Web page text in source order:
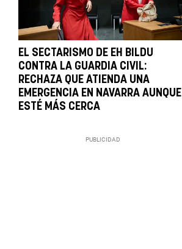
EL SECTARISMO DE EH BILDU
CONTRA LA GUARDIA CIVIL:
RECHAZA QUE ATIENDA UNA
EMERGENCIA EN NAVARRA AUNQUE
ESTÉ MÁS CERCA